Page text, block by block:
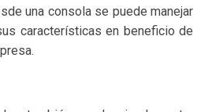
una consola se puede manejar
características en beneficio de